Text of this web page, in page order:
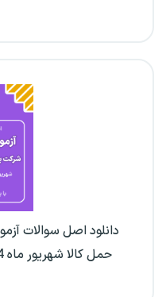
دانلود اصل سوالات
حمل کالا شهریور ماه 1404 با پاسخنامه تشریحی